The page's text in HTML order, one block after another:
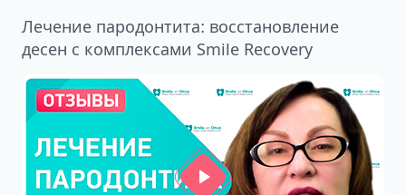
Лечение пародонтита: восстановление
десен с комплексами Smile Recovery